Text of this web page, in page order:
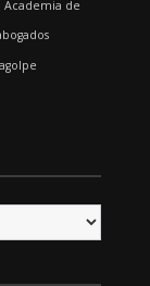
Academia de